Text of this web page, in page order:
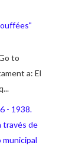
to
a: El
- 1938.
través de